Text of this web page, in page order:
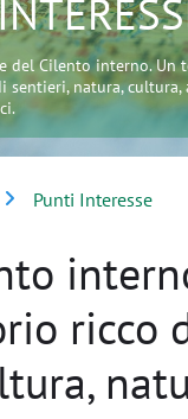
del Cilento interno. Un
sentieri, natura,
Punti Interesse
ricco